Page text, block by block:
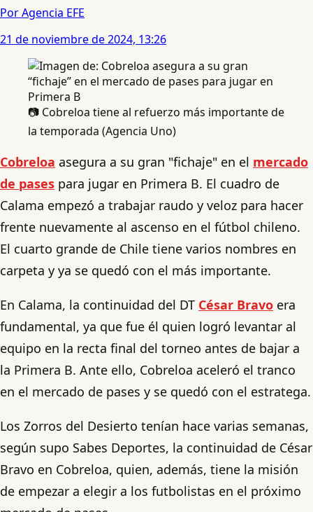
Por Agencia EFE
21 de noviembre de 2024, 13:26
📷 Cobreloa tiene al refuerzo más importante de
la temporada (Agencia Uno)
Cobreloa asegura a su gran "fichaje" en el mercado
de pases para jugar en Primera B. El cuadro de
Calama empezó a trabajar raudo y veloz para hacer
frente nuevamente al ascenso en el fútbol chileno.
El cuarto grande de Chile tiene varios nombres en
carpeta y ya se quedó con el más importante.
En Calama, la continuidad del DT César Bravo era
fundamental, ya que fue él quien logró levantar al
equipo en la recta final del torneo antes de bajar a
la Primera B. Ante ello, Cobreloa aceleró el tranco
en el mercado de pases y se quedó con el estratega.
Los Zorros del Desierto tenían hace varias semanas,
según supo Sabes Deportes, la continuidad de César
Bravo en Cobreloa, quien, además, tiene la misión
de empezar a elegir a los futbolistas en el próximo